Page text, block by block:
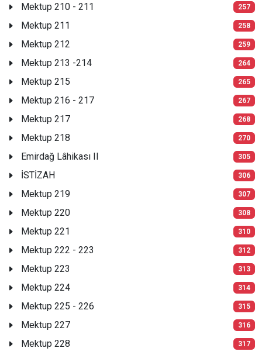
Mektup 210 - 211 257
Mektup 211 258
Mektup 212 259
Mektup 213 -214 264
Mektup 215 265
Mektup 216 - 217 267
Mektup 217 268
Mektup 218 270
Emirdağ Lâhikası II 305
İSTİZAH 306
Mektup 219 307
Mektup 220 308
Mektup 221 310
Mektup 222 - 223 312
Mektup 223 313
Mektup 224 314
Mektup 225 - 226 315
Mektup 227 316
Mektup 228 317